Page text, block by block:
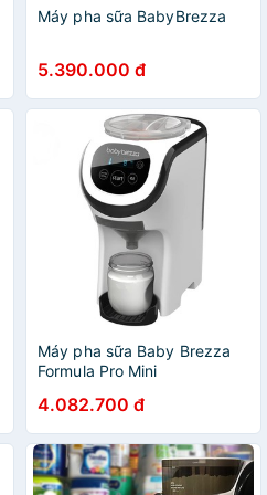
Máy pha sữa BabyBrezza
5.390.000 đ
Máy pha sữa Baby Brezza
Formula Pro Mini
4.082.700 đ